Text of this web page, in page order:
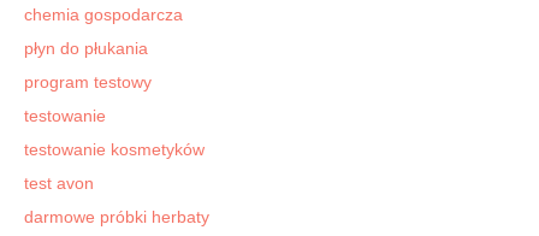
chemia gospodarcza
płyn do płukania
program testowy
testowanie
testowanie kosmetyków
test avon
darmowe próbki herbaty